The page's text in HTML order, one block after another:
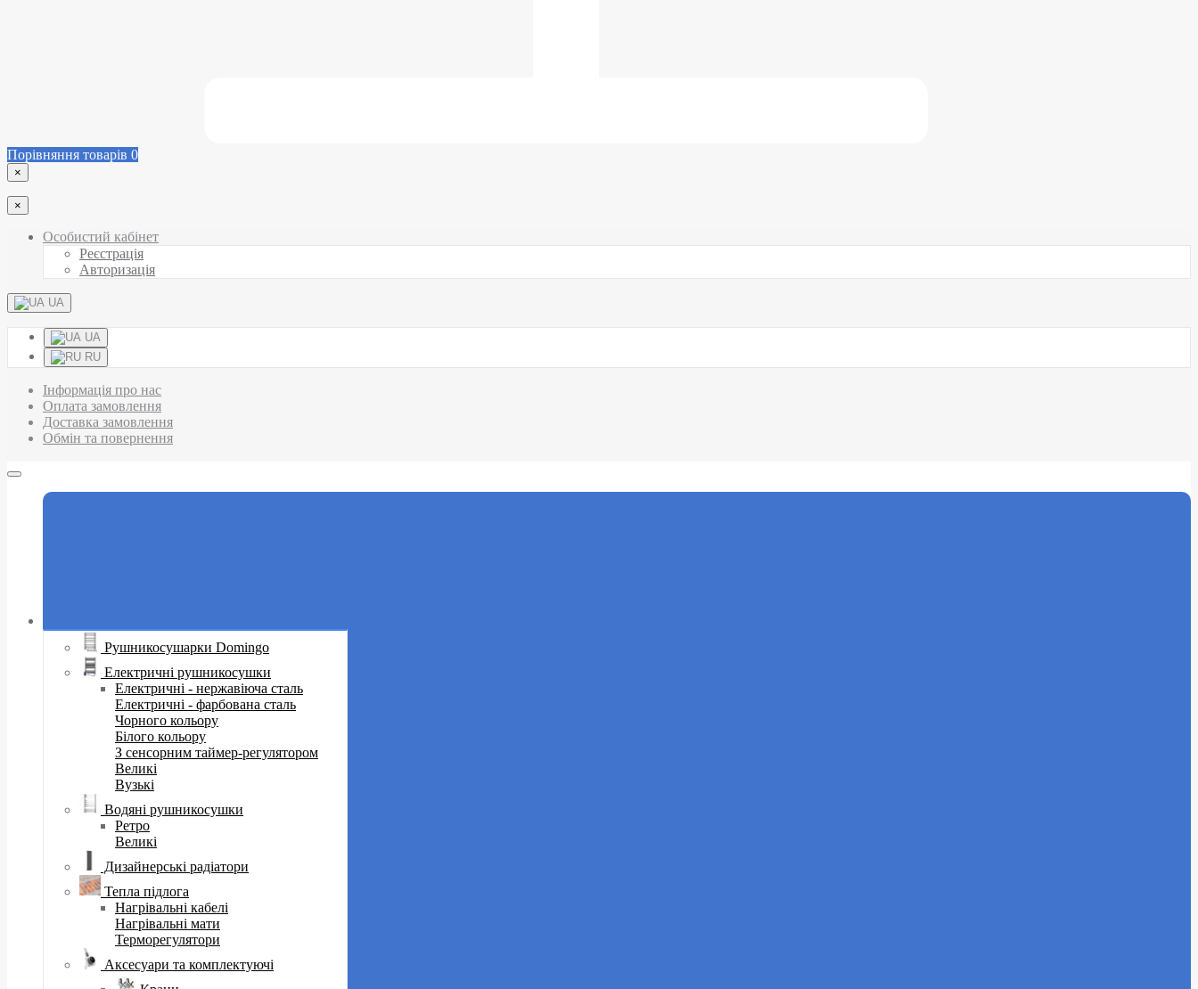
Порівняння товарів 0
×
×
Особистий кабінет
Реєстрація
Авторизація
UA
UA
RU
Інформація про нас
Оплата замовлення
Доставка замовлення
Обмін та повернення
Рушникосушарки Domingo
Електричні рушникосушки
Електричні - нержавіюча сталь
Електричні - фарбована сталь
Чорного кольору
Білого кольору
З сенсорним таймер-регулятором
Великі
Вузькі
Водяні рушникосушки
Ретро
Великі
Дизайнерські радіатори
Тепла підлога
Нагрівальні кабелі
Нагрівальні мати
Терморегулятори
Аксесуари та комплектуючі